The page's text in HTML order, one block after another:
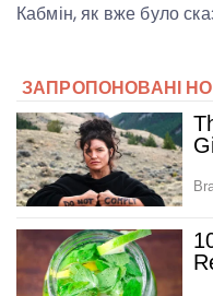
Кабмін, як вже було